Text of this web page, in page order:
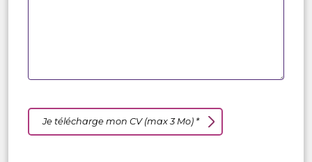
Je télécharge mon CV (max 3 Mo) *